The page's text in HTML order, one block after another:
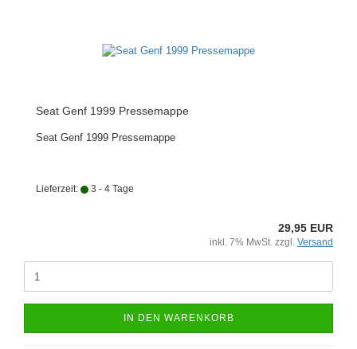
Seat Genf 1999 Pressemappe
Seat Genf 1999 Pressemappe
Lieferzeit: 3 - 4 Tage
29,95 EUR
inkl. 7% MwSt. zzgl. Versand
IN DEN WARENKORB